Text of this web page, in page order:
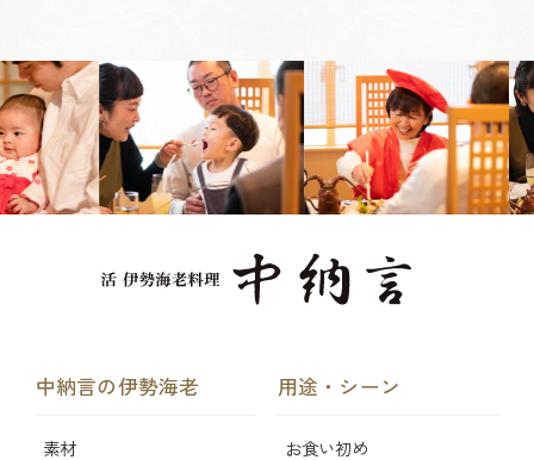
中納言の伊勢海老
素材
用途・シーン
お食い初め